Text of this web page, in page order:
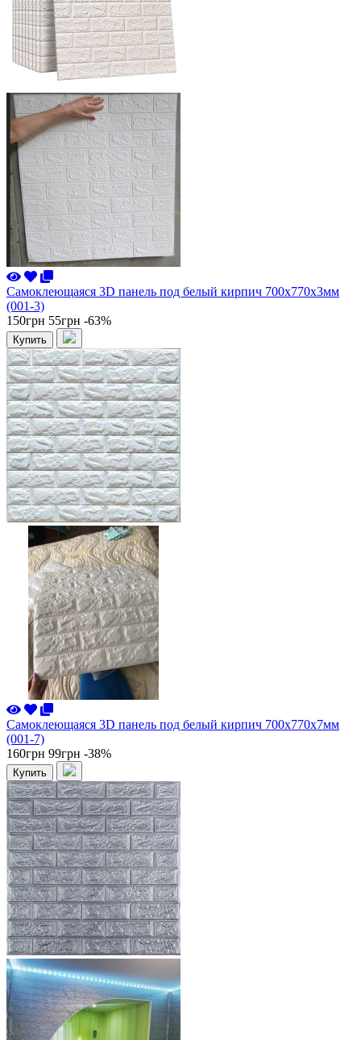
Самоклеющаяся 3D панель под белый кирпич 700x770x3мм
(001-3)
150грн 55грн -63%
Купить
Самоклеющаяся 3D панель под белый кирпич 700x770x7мм
(001-7)
160грн 99грн -38%
Купить